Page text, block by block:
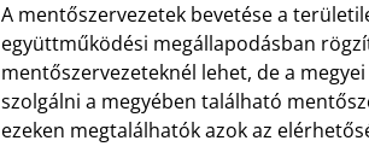
A mentőszervezetek bevetése a
együttműködési megállapodásban
mentőszervezeteknél lehet, de a
szolgálni a megyében található
ezeken megtalálhatók azok az